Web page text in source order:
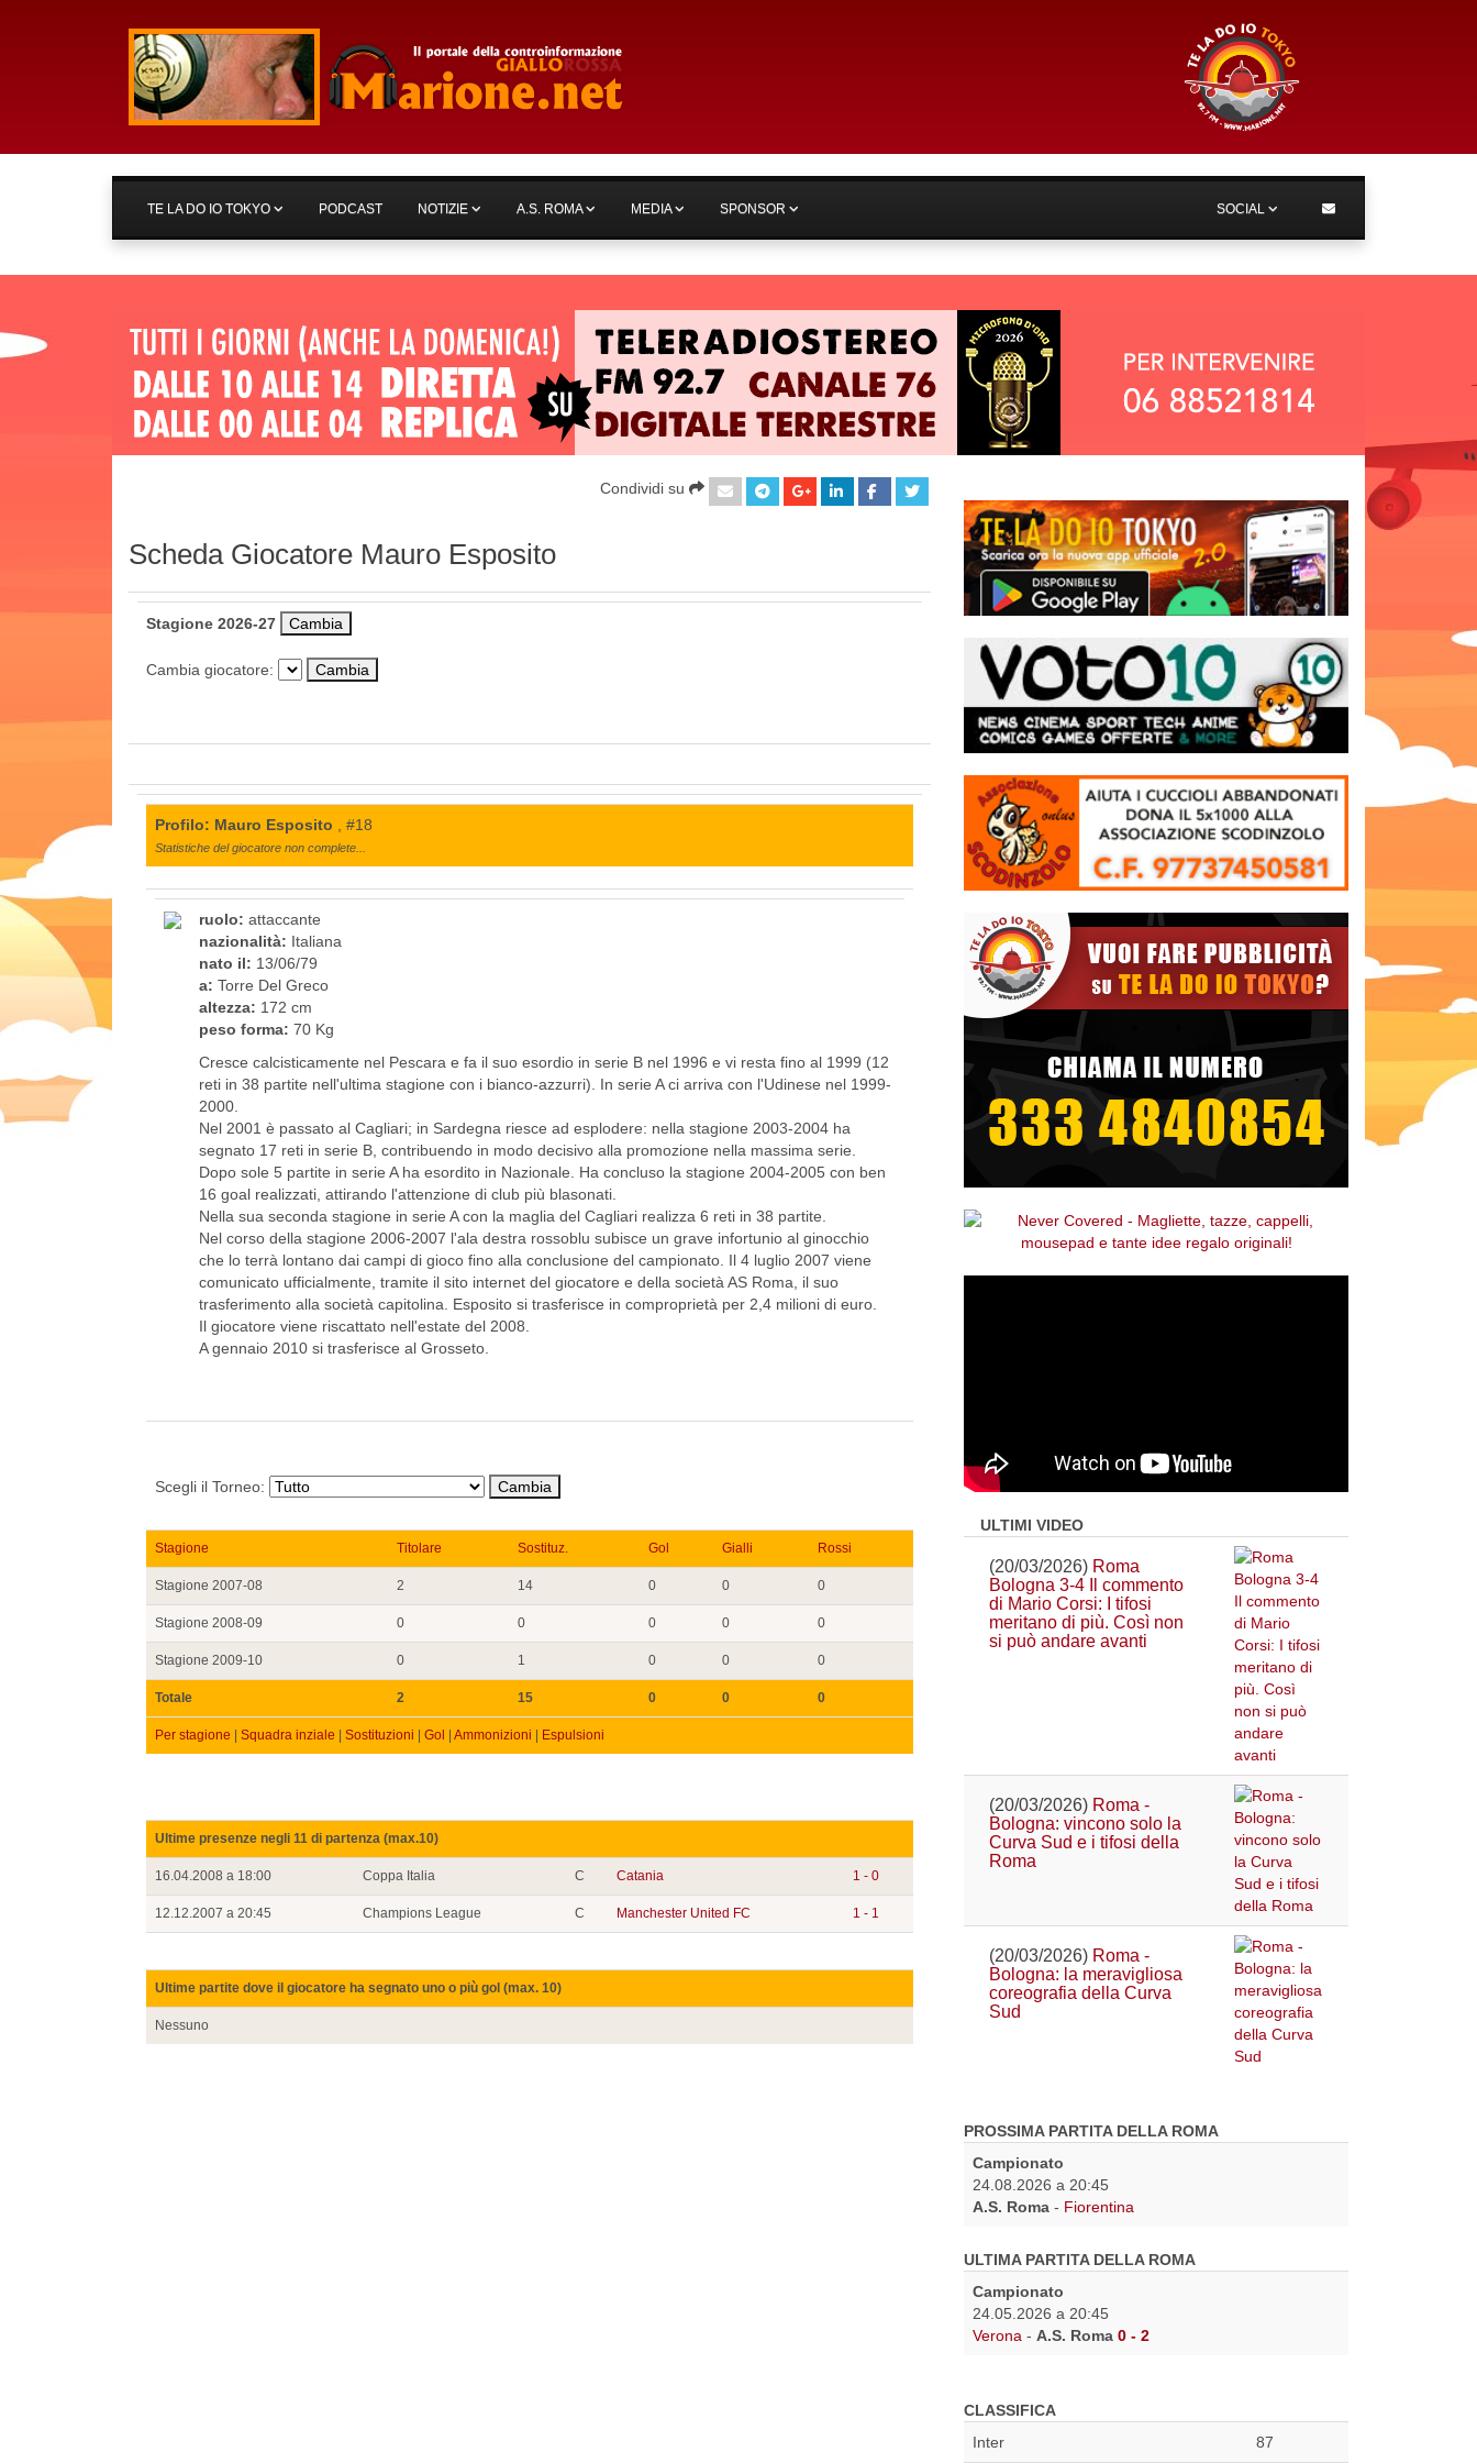
TE LA DO IO TOKYO PODCAST NOTIZIE A.S. ROMA MEDIA SPONSOR SOCIAL
Condividi su
Scheda Giocatore Mauro Esposito
Stagione 2026-27
Cambia giocatore:
Profilo: Mauro Esposito , #18
Statistiche del giocatore non complete...
ruolo: attaccante
nazionalità: Italiana
nato il: 13/06/79
a: Torre Del Greco
altezza: 172 cm
peso forma: 70 Kg
Cresce calcisticamente nel Pescara e fa il suo esordio in serie B nel 1996 e vi resta fino al 1999 (12
reti in 38 partite nell'ultima stagione con i bianco-azzurri). In serie A ci arriva con l'Udinese nel 1999-
2000.
Nel 2001 è passato al Cagliari; in Sardegna riesce ad esplodere: nella stagione 2003-2004 ha
segnato 17 reti in serie B, contribuendo in modo decisivo alla promozione nella massima serie.
Dopo sole 5 partite in serie A ha esordito in Nazionale. Ha concluso la stagione 2004-2005 con ben
16 goal realizzati, attirando l'attenzione di club più blasonati.
Nella sua seconda stagione in serie A con la maglia del Cagliari realizza 6 reti in 38 partite.
Nel corso della stagione 2006-2007 l'ala destra rossoblu subisce un grave infortunio al ginocchio
che lo terrà lontano dai campi di gioco fino alla conclusione del campionato. Il 4 luglio 2007 viene
comunicato ufficialmente, tramite il sito internet del giocatore e della società AS Roma, il suo
trasferimento alla società capitolina. Esposito si trasferisce in comproprietà per 2,4 milioni di euro.
Il giocatore viene riscattato nell'estate del 2008.
A gennaio 2010 si trasferisce al Grosseto.
Scegli il Torneo:
Stagione Titolare Sostituz. Gol Gialli Rossi
Stagione 2007-08 2 14 0 0 0
Stagione 2008-09 0 0 0 0 0
Stagione 2009-10 0 1 0 0 0
Totale 2 15 0 0 0
Per stagione | Squadra inziale | Sostituzioni | Gol | Ammonizioni | Espulsioni
Ultime presenze negli 11 di partenza (max.10)
16.04.2008 a 18:00 Coppa Italia C Catania 1 - 0
12.12.2007 a 20:45 Champions League C Manchester United FC 1 - 1
Ultime partite dove il giocatore ha segnato uno o più gol (max. 10)
Nessuno
ULTIMI VIDEO
(20/03/2026) Roma
Bologna 3-4 Il commento
di Mario Corsi: I tifosi
meritano di più. Così non
si può andare avanti
(20/03/2026) Roma -
Bologna: vincono solo la
Curva Sud e i tifosi della
Roma
(20/03/2026) Roma -
Bologna: la meravigliosa
coreografia della Curva
Sud
PROSSIMA PARTITA DELLA ROMA
Campionato
24.08.2026 a 20:45
A.S. Roma - Fiorentina
ULTIMA PARTITA DELLA ROMA
Campionato
24.05.2026 a 20:45
Verona - A.S. Roma 0 - 2
CLASSIFICA
Inter
87